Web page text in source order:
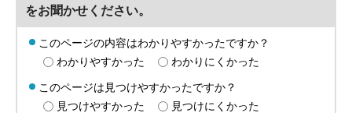
をお聞かせください。
このページの内容はわかりやすかったですか？
わかりやすかった
わかりにくかった
このページは見つけやすかったですか？
見つけやすかった
見つけにくかった